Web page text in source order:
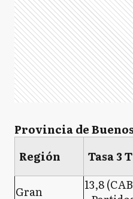
Provincia de
Región
Tasa 3
Gran
13,8